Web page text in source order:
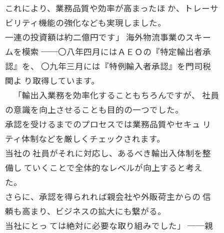
これにより、業務品質や効率が高まったほ か、トレーサ
ビリティ機能の強化なども実現しました。
一連の投資額は約二億円です」 海外物流事業のスキー
ムを模索 ──〇八年四月にはＡＥＯの『特定輸出者承
認』を、 〇九年三月には『特例輸入者承認』を門司税
関よ り取得しています。
「輸出入業務を効率化することもちろんですが、 社員
の意識を向上させることも目的の一つでした。
承認を受けるまでのプロセスでは業務品質やセキュ リ
ティ体制などを厳しくチェックされます。
当社の 社員がそれに対応し、あるべき輸出入体制を整
備し ていくことで全体的なレベルが向上すると考え
た。
さらに、承認を得られれば親会社や外販荷主からの 信
頼も高まり、ビジネスの拡大にも繋がる。
当社にとっ ては絶対に必要な取り組みでした」 ──親